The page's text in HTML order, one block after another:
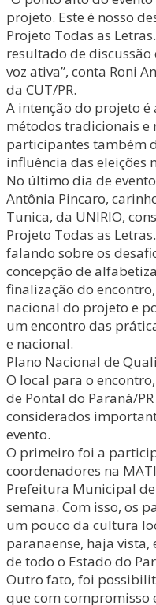
projeto. Este é nosso
Projeto Todas as
resultado de discussão
voz ativa”, conta Roni
da CUT/PR.
A intenção do projeto
métodos tradicionais e
participantes também
influência das eleições
No último dia de
Antônia Pincaro,
Tunica, da UNIRIO,
Projeto Todas as
falando sobre os
concepção de
finalização do
nacional do projeto e
um encontro das
e nacional.
Plano Nacional de
O local para o
de Pontal do Paraná/
considerados
evento.
O primeiro foi a
coordenadores na
Prefeitura Municipal
semana. Com isso, os
um pouco da cultura
paranaense, haja vista,
de todo o Estado do
Outro fato, foi
que com compromisso